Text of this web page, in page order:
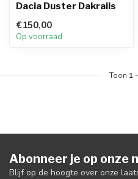
Dacia Duster Dakrails
€150,00
Op voorraad
Toon 1 -
Abonneer je op onze
Blijf op de hoogte over onze